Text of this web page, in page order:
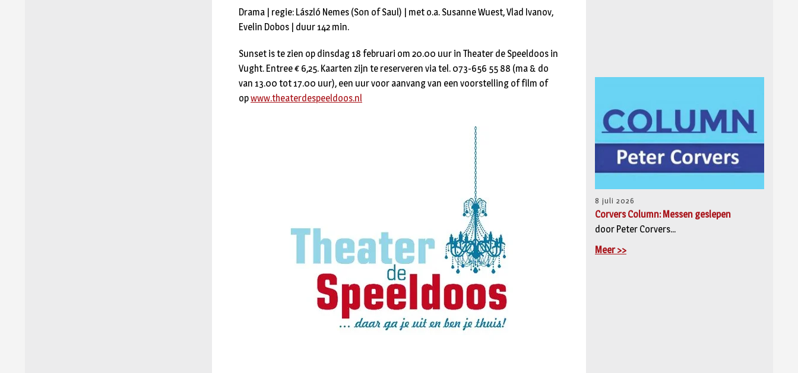
Drama | regie: László Nemes (Son of Saul) | met o.a. Susanne Wuest, Vlad Ivanov,
Evelin Dobos | duur 142 min.
Sunset is te zien op dinsdag 18 februari om 20.00 uur in Theater de Speeldoos in
Vught. Entree € 6,25. Kaarten zijn te reserveren via tel. 073-656 55 88 (ma & do
van 13.00 tot 17.00 uur), een uur voor aanvang van een voorstelling of film of
opwww.theaterdespeeldoos.nl
8 juli 2026
Corvers Column: Messen geslepen
door Peter Corvers...
Meer >>